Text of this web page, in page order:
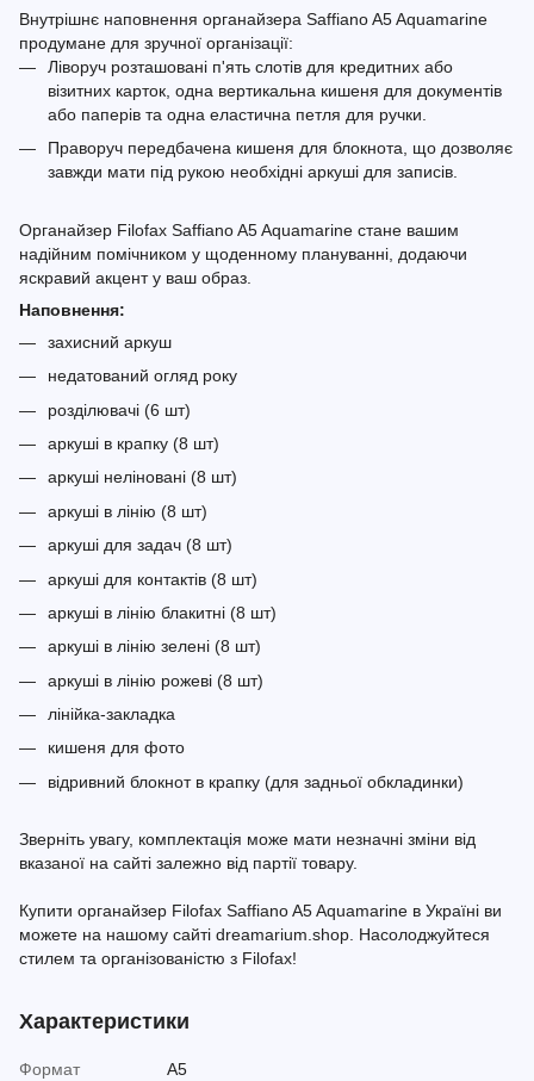
Внутрішнє наповнення органайзера Saffiano A5 Aquamarine
продумане для зручної організації:
Ліворуч розташовані п'ять слотів для кредитних або
візитних карток, одна вертикальна кишеня для документів
або паперів та одна еластична петля для ручки.
Праворуч передбачена кишеня для блокнота, що дозволяє
завжди мати під рукою необхідні аркуші для записів.
Органайзер Filofax Saffiano A5 Aquamarine стане вашим
надійним помічником у щоденному плануванні, додаючи
яскравий акцент у ваш образ.
Наповнення:
захисний аркуш
недатований огляд року
розділювачі (6 шт)
аркуші в крапку (8 шт)
аркуші неліновані (8 шт)
аркуші в лінію (8 шт)
аркуші для задач (8 шт)
аркуші для контактів (8 шт)
аркуші в лінію блакитні (8 шт)
аркуші в лінію зелені (8 шт)
аркуші в лінію рожеві (8 шт)
лінійка-закладка
кишеня для фото
відривний блокнот в крапку (для задньої обкладинки)
Зверніть увагу, комплектація може мати незначні зміни від
вказаної на сайті залежно від партії товару.
Купити органайзер Filofax Saffiano A5 Aquamarine в Україні ви
можете на нашому сайті dreamarium.shop. Насолоджуйтеся
стилем та організованістю з Filofax!
Характеристики
Формат
A5